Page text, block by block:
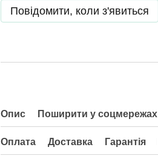
Повідомити, коли з'явиться
Опис Поширити у соцмережах
Оплата Доставка Гарантія